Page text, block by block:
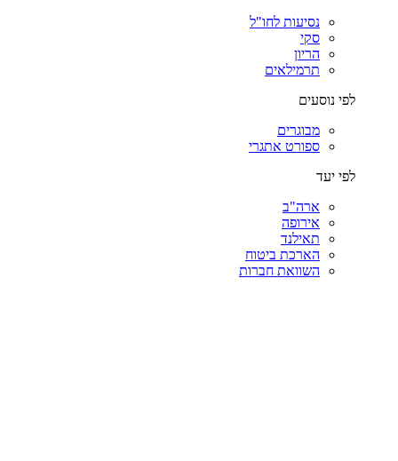
נסיעות לחו"ל
סקי
הריון
תרמילאים
לפי נוסעים
מבוגרים
ספורט אתגרי
לפי יעד
ארה"ב
אירופה
תאילנד
הארכת ביטוח
השוואת חברות